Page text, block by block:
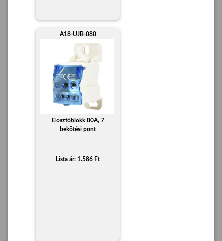
A18-UJB-080
Elosztóblokk 80A, 7
bekötési pont
Lista ár: 1.586 Ft